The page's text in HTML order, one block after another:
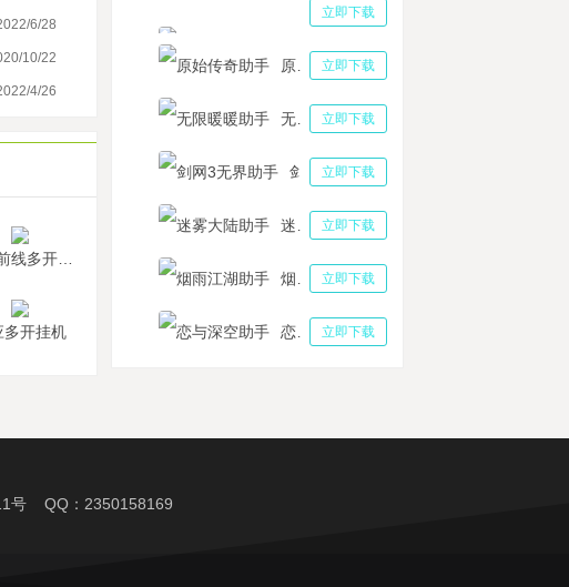
6/28
10/22
4/26
奶块尼伯龙根怎么进去？奶块尼伯龙根怎么加入阵营？
花亦山心之月名仕收集养成强化 多多云手机托管护肝做日常
多开挂机
立即下载
三国志战略版助手
立即下载
立即下载
立即下载
立即下载
立即下载
立即下载
号QQ：2350158169